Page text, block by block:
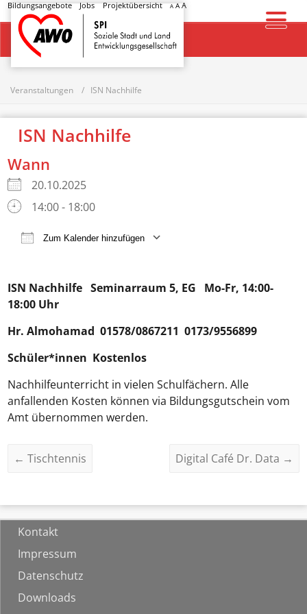
Bildungsangebote Jobs Projektübersicht A AA
Startseite
Veranstaltungen ISN Nachhilfe
ISN Nachhilfe
Wann
20.10.2025
14:00 - 18:00
Zum Kalender hinzufügen
ISN Nachhilfe Seminarraum 5, EG Mo-Fr, 14:00-
18:00 Uhr
Hr.Almohamad 01578/0867211 0173/9556899
Schüler*innen Kostenlos
Nachhilfeunterricht in vielen Schulfächern. Alle
anfallenden Kosten können via Bildungsgutschein vom
Amt übernommen werden.
← Tischtennis Digital Café Dr. Data →
Kontakt
Impressum
Datenschutz
Downloads